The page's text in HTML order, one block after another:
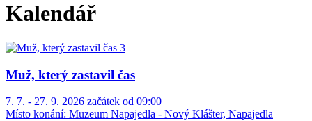
Kalendář
Muž, který zastavil čas
7. 7. - 27. 9. 2026 začátek od 09:00
Místo konání: Muzeum Napajedla - Nový Klášter, Napajedla